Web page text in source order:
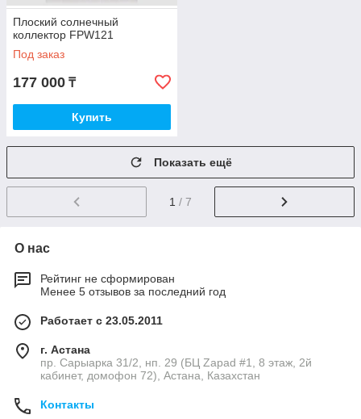
Плоский солнечный
коллектор FPW121
Под заказ
177 000 ₸
Купить
Показать ещё
1 / 7
О нас
Рейтинг не сформирован
Менее 5 отзывов за последний год
Работает с 23.05.2011
г. Астана
пр. Сарыарка 31/2, нп. 29 (БЦ Zapad #1, 8 этаж, 2й
кабинет, домофон 72), Астана, Казахстан
Контакты